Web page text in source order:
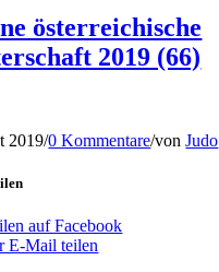
österreichische
2019 (66)
2019/0 Kommentare/vonJudo
auf Facebook
E-Mail teilen